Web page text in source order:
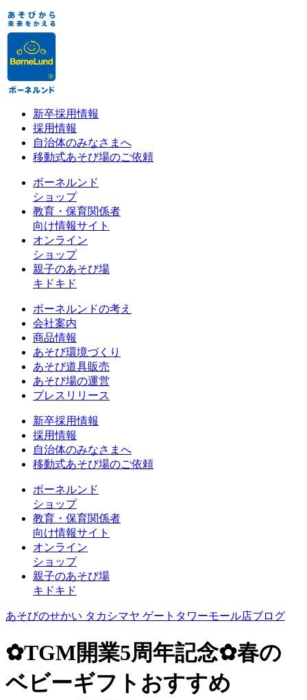
新卒採用情報
採用情報
自治体のみなさまへ
移動式あそび場のご依頼
ボーネルンド
ショップ
教育・保育関係者
向け情報サイト
オンライン
ショップ
親子のあそび場
キドキド
ボーネルンドの考え
会社案内
商品情報
あそび環境づくり
あそび道具販売
あそび場の運営
プレスリリース
新卒採用情報
採用情報
自治体のみなさまへ
移動式あそび場のご依頼
ボーネルンド
ショップ
教育・保育関係者
向け情報サイト
オンライン
ショップ
親子のあそび場
キドキド
あそびのせかい タカシマヤ ゲートタワーモール店ブログ
✿TGM開業5周年記念✿春の
ベビーギフトおすすめ